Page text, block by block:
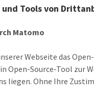
und Tools von
Matomo
Webseite das
Open-Source-Tool zur
liegen. Ohne Ihre